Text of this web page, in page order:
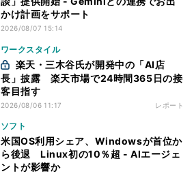
かけ計画をサポート
2026/08/07 15:14
ワークスタイル
長」披露 楽天市場で24時間365日の接
客目指す
2026/08/06 11:17 レポート
ソフト
米国OS利用シェア、Windowsが首位か
ら後退 Linux初の10％超 - AIエージェ
ントが影響か